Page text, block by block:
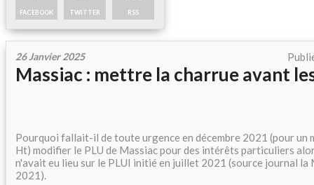
FACEBOOK TWITTER RSS
26 Janvier 2025
Massiac : mettre la charrue avant
Pourquoi fallait-il de toute urgence en décembre 2021 (pour un
Ht) modifier le PLU de Massiac pour des intérêts particuliers
n'avait eu lieu sur le PLUI initié en juillet 2021 (source journal
2021).